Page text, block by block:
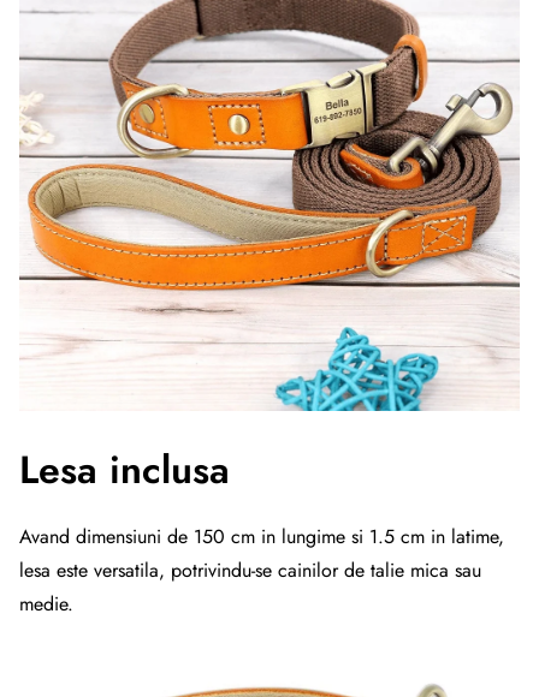
Lesa inclusa
Avand dimensiuni de 150 cm in lungime si 1.5 cm in latime,
lesa este versatila, potrivindu-se cainilor de talie mica sau
medie.